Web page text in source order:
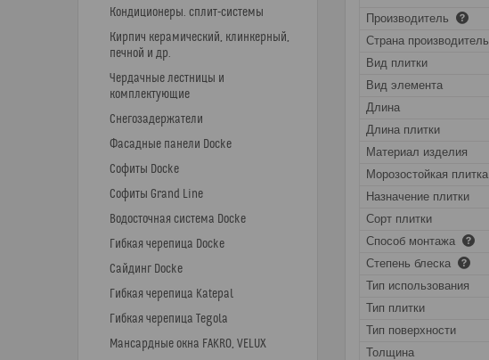
Производитель
Страна производитель
Вид плитки
Вид элемента
Длина
Длина плитки
Материал изделия
Морозостойкая плитка
Назначение плитки
Сорт плитки
Способ монтажа
Степень блеска
Тип использования
Тип плитки
Тип поверхности
Толщина
Кондиционеры. сплит-системы
Кирпич керамический, клинкерный,
печной и др.
Чердачные лестницы и
комплектующие
Снегозадержатели
Фасадные панели Docke
Софиты Docke
Софиты Grand Line
Водосточная система Docke
Гибкая черепица Docke
Сайдинг Docke
Гибкая черепица Katepal
Гибкая черепица Tegola
Мансардные окна FAKRO, VELUX